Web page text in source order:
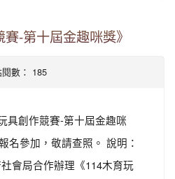
賽-第十屆金趣咪獎》
數： 185
具創作競賽-第十屆金趣咪
名參加，敬請查照。 說明：
會局合作辦理《114木育玩